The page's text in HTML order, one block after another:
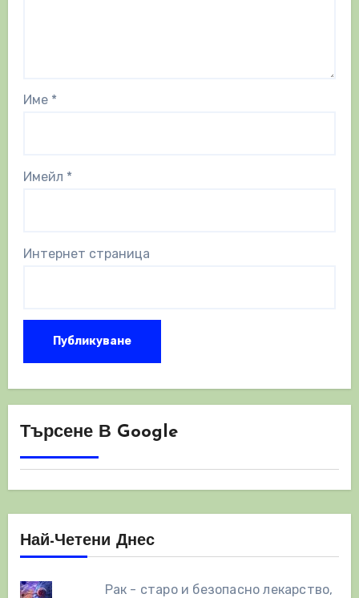
Име *
Имейл *
Интернет страница
Търсене В Google
Най-Четени Днес
Рак - старо и безопасно лекарство,